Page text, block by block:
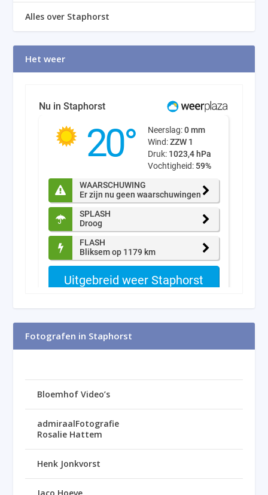
Alles over Staphorst
Het weer
Fotografen in Staphorst
Bloemhof Video’s
admiraalFotografie
Rosalie Hattem
Henk Jonkvorst
Jaco Hoeve